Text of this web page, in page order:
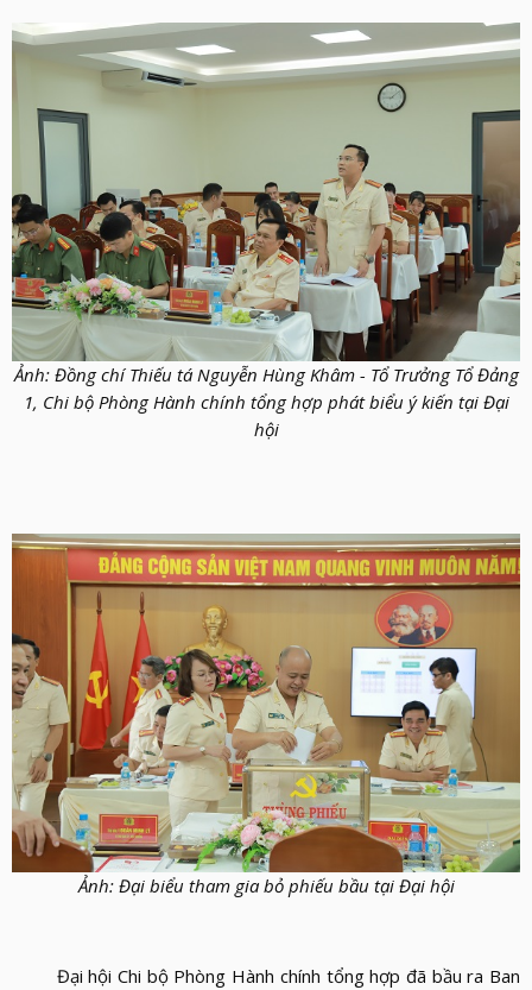
Ảnh: Đồng chí Thiếu tá Nguyễn Hùng Khâm - Tổ Trưởng Tổ Đảng
1, Chi bộ Phòng Hành chính tổng hợp phát biểu ý kiến tại Đại
hội
Ảnh: Đại biểu tham gia bỏ phiếu bầu tại Đại hội
Đại hội Chi bộ Phòng Hành chính tổng hợp đã bầu ra Ban